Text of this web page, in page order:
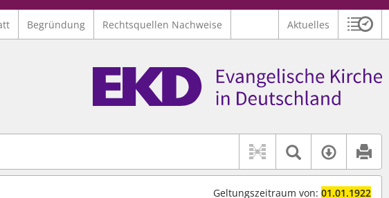
Begründung Rechtsquellen Nachweise Aktuelles
Bsp. Pfarrer*, findet auch: "Pfarrerinitiative" oder "Pfarrerausschuss".
finden Sie in unserer Hilfe.
Textsuche
Geltungszeitraum von: 01.01.1922